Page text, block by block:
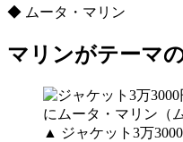
◆ ムータ・マリン
マリンがテーマ
▲ ジャケット3万